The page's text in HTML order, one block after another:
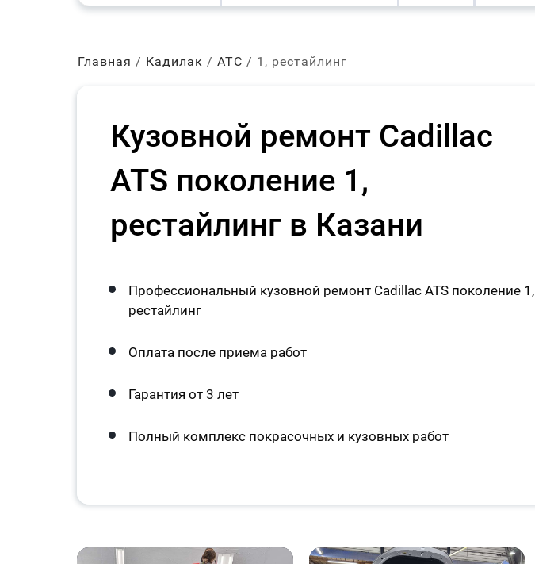
Главная Кадилак АТС 1, рестайлинг
Кузовной ремонт Cadillac
ATS поколение 1,
рестайлинг в Казани
Профессиональный кузовной ремонт Cadillac ATS поколение 1,
рестайлинг
Оплата после приема работ
Гарантия от 3 лет
Полный комплекс покрасочных и кузовных работ